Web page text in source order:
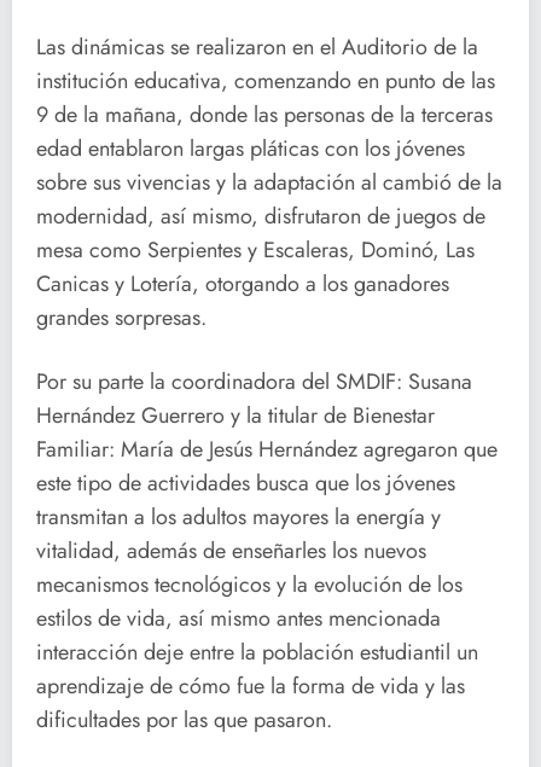
Las dinámicas se realizaron en el Auditorio de la
institución educativa, comenzando en punto de las
9 de la mañana, donde las personas de la terceras
edad entablaron largas pláticas con los jóvenes
sobre sus vivencias y la adaptación al cambió de la
modernidad, así mismo, disfrutaron de juegos de
mesa como Serpientes y Escaleras, Dominó, Las
Canicas y Lotería, otorgando a los ganadores
grandes sorpresas.
Por su parte la coordinadora del SMDIF: Susana
Hernández Guerrero y la titular de Bienestar
Familiar: María de Jesús Hernández agregaron que
este tipo de actividades busca que los jóvenes
transmitan a los adultos mayores la energía y
vitalidad, además de enseñarles los nuevos
mecanismos tecnológicos y la evolución de los
estilos de vida, así mismo antes mencionada
interacción deje entre la población estudiantil un
aprendizaje de cómo fue la forma de vida y las
dificultades por las que pasaron.